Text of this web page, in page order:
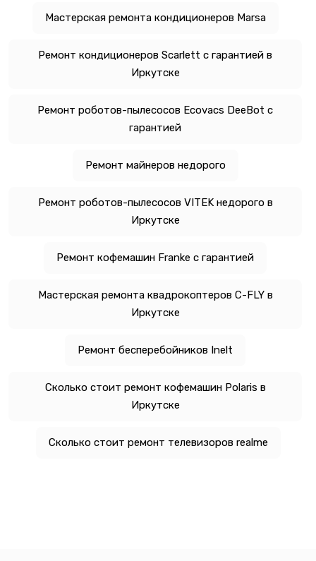
Мастерская ремонта кондиционеров Marsa
Ремонт кондиционеров Scarlett с гарантией в
Иркутске
Ремонт роботов-пылесосов Ecovacs DeeBot с
гарантией
Ремонт майнеров недорого
Ремонт роботов-пылесосов VITEK недорого в
Иркутске
Ремонт кофемашин Franke с гарантией
Мастерская ремонта квадрокоптеров C-FLY в
Иркутске
Ремонт бесперебойников Inelt
Сколько стоит ремонт кофемашин Polaris в
Иркутске
Сколько стоит ремонт телевизоров realme